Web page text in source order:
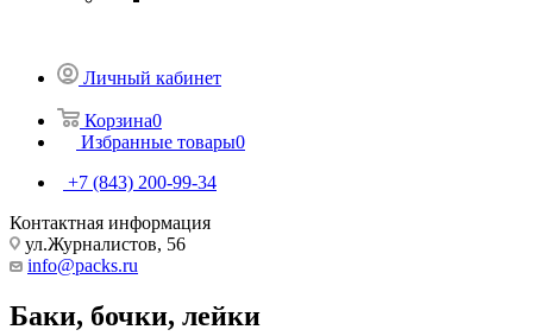
Личный кабинет
Корзина0
Избранные товары0
+7 (843) 200-99-34
Контактная информация
ул.Журналистов, 56
info@packs.ru
Баки, бочки, лейки